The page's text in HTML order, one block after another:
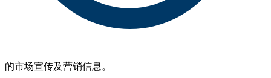
的市场宣传及营销信息。